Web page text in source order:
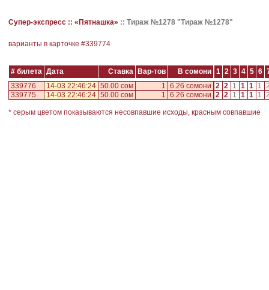
Супер-экспресс :: «Пятнашка» :: Тираж №1278 "Тираж №1278"
варианты в карточке #339774
# билета Дата Ставка Вар-тов В сомони 1 2 3 4 5 6
339776
14-03 22:46:24 50.00 сом 1 6.26 сомони 2 2 1 1 1 1
339775
14-03 22:46:24 50.00 сом 1 6.26 сомони 2 2 1 1 1 1
* серым цветом показываются несовпавшие исходы, красным совпавшие